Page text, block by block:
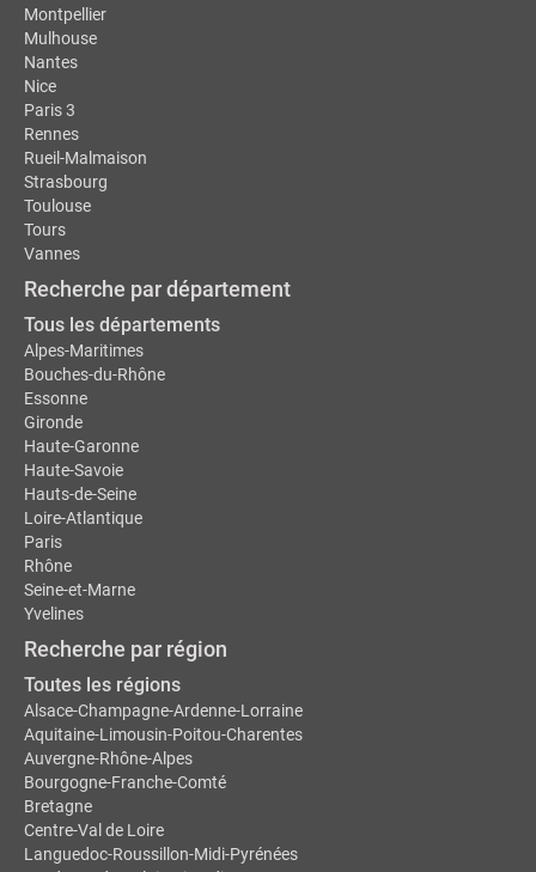
Montpellier
Mulhouse
Nantes
Nice
Paris 3
Rennes
Rueil-Malmaison
Strasbourg
Toulouse
Tours
Vannes
Recherche par département
Tous les départements
Alpes-Maritimes
Bouches-du-Rhône
Essonne
Gironde
Haute-Garonne
Haute-Savoie
Hauts-de-Seine
Loire-Atlantique
Paris
Rhône
Seine-et-Marne
Yvelines
Recherche par région
Toutes les régions
Alsace-Champagne-Ardenne-Lorraine
Aquitaine-Limousin-Poitou-Charentes
Auvergne-Rhône-Alpes
Bourgogne-Franche-Comté
Bretagne
Centre-Val de Loire
Languedoc-Roussillon-Midi-Pyrénées